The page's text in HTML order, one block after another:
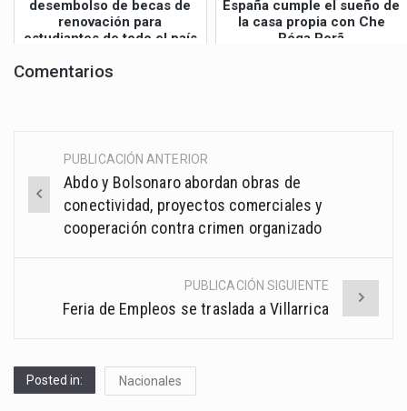
desembolso de becas de
renovación para
estudiantes de todo el país
España cumple el sueño de
la casa propia con Che
Róga Porã
Comentarios
Post
navigation
PUBLICACIÓN ANTERIOR
Abdo y Bolsonaro abordan obras de
conectividad, proyectos comerciales y
cooperación contra crimen organizado
PUBLICACIÓN SIGUIENTE
Feria de Empleos se traslada a Villarrica
Posted in: Nacionales